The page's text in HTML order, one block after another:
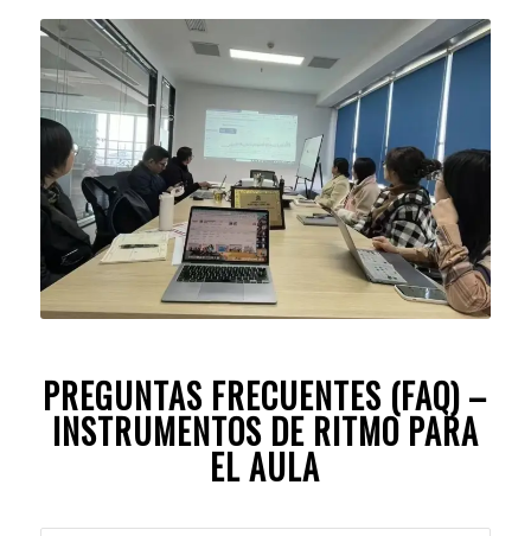
PREGUNTAS FRECUENTES (FAQ) –
INSTRUMENTOS DE RITMO PARA
EL AULA